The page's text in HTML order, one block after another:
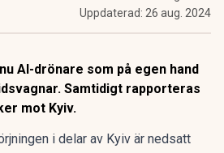
Uppdaterad: 26 aug. 2024
AI-drönare som på egen hand
Samtidigt rapporteras
mot Kyiv.
i delar av Kyiv är nedsatt